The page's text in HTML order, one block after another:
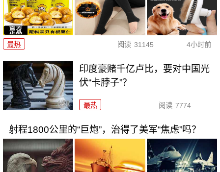
最热 阅读 31145 4小时前
印度豪赌千亿卢比，要对中国光
伏“卡脖子”？
最热 阅读 7774
射程1800公里的“巨炮”，治得了美军“焦虑”吗？